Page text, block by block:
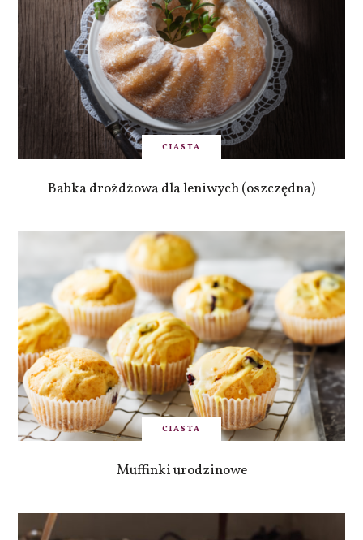
CIASTA
Babka drożdżowa dla leniwych (oszczędna)
CIASTA
Muffinki urodzinowe